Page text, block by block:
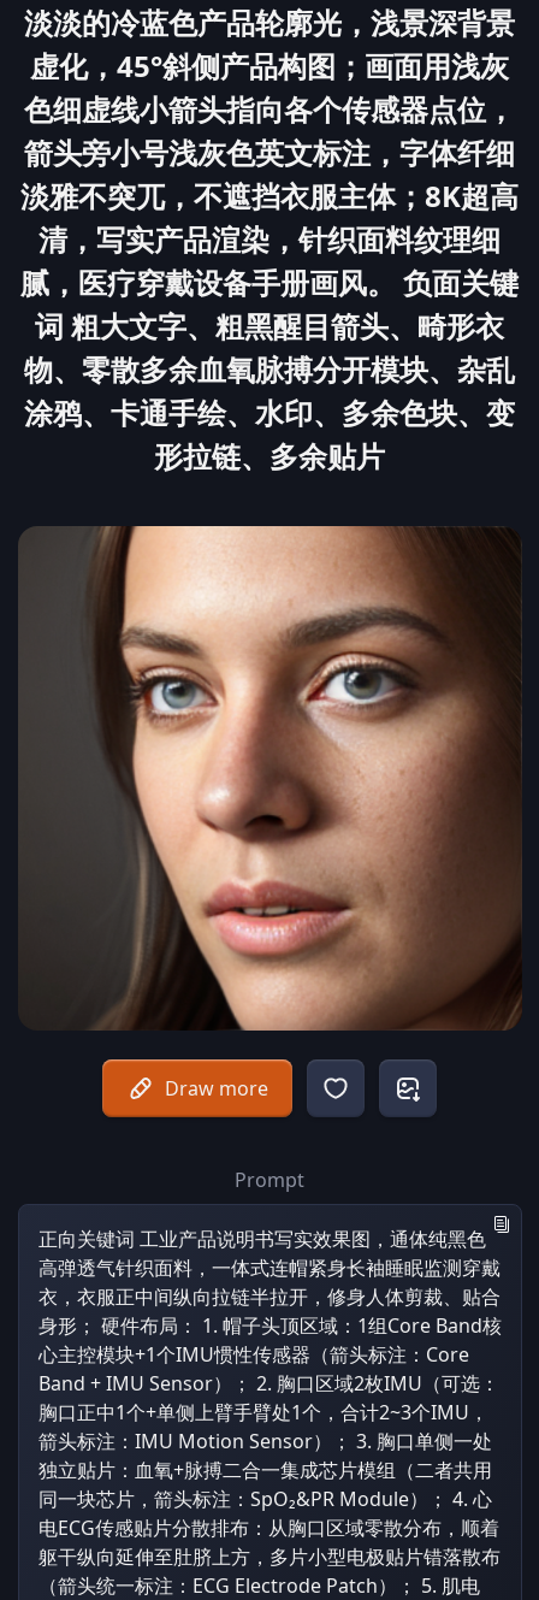
淡淡的冷蓝色产品轮廓光，浅景深背景
虚化，45°斜侧产品构图；画面用浅灰
色细虚线小箭头指向各个传感器点位，
箭头旁小号浅灰色英文标注，字体纤细
淡雅不突兀，不遮挡衣服主体；8K超高
清，写实产品渲染，针织面料纹理细
腻，医疗穿戴设备手册画风。 负面关键
词 粗大文字、粗黑醒目箭头、畸形衣
物、零散多余血氧脉搏分开模块、杂乱
涂鸦、卡通手绘、水印、多余色块、变
形拉链、多余贴片
Draw more
Prompt
正向关键词 工业产品说明书写实效果图，通体纯黑色
高弹透气针织面料，一体式连帽紧身长袖睡眠监测穿戴
衣，衣服正中间纵向拉链半拉开，修身人体剪裁、贴合
身形； 硬件布局： 1. 帽子头顶区域：1组Core Band核
心主控模块+1个IMU惯性传感器（箭头标注：Core
Band + IMU Sensor）； 2. 胸口区域2枚IMU（可选：
胸口正中1个+单侧上臂手臂处1个，合计2~3个IMU，
箭头标注：IMU Motion Sensor）； 3. 胸口单侧一处
独立贴片：血氧+脉搏二合一集成芯片模组（二者共用
同一块芯片，箭头标注：SpO₂&PR Module）； 4. 心
电ECG传感贴片分散排布：从胸口区域零散分布，顺着
躯干纵向延伸至肚脐上方，多片小型电极贴片错落散布
（箭头统一标注：ECG Electrode Patch）； 5. 肌电